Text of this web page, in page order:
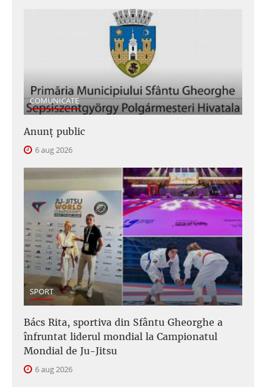
COMUNICATE
Anunţ public
6 aug 2026
SPORT
Bács Rita, sportiva din Sfântu Gheorghe a
înfruntat liderul mondial la Campionatul
Mondial de Ju-Jitsu
6 aug 2026